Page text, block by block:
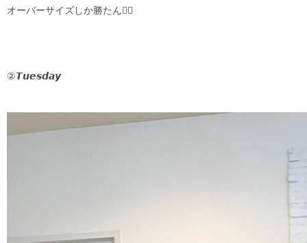
オーバーサイズしか勝たん🙂‍↕️
②𝙏𝙪𝙚𝙨𝙙𝙖𝙮